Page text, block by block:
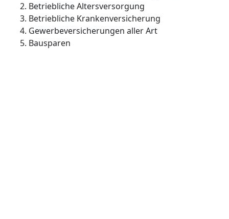
Betriebliche Altersversorgung
Betriebliche Krankenversicherung
Gewerbeversicherungen aller Art
Bausparen